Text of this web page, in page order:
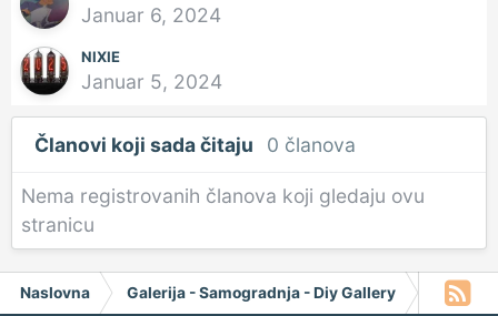
Januar 6, 2024
NIXIE
Januar 5, 2024
Članovi koji sada čitaju 0 članova
Nema registrovanih članova koji gledaju ovu
stranicu
Naslovna Galerija - Samogradnja - Diy Gallery Project